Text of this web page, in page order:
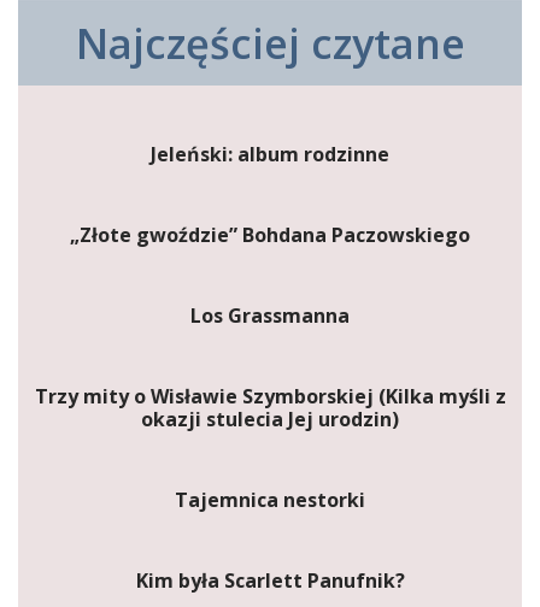
Najczęściej czytane
Jeleński: album rodzinne
„Złote gwoździe” Bohdana Paczowskiego
Los Grassmanna
Trzy mity o Wisławie Szymborskiej (Kilka myśli z
okazji stulecia Jej urodzin)
Tajemnica nestorki
Kim była Scarlett Panufnik?